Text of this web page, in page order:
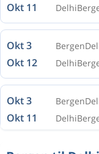
Okt 11 Delhi
Okt 3 Bergen
Okt 12 Delhi
Okt 3 Bergen
Okt 11 Delhi